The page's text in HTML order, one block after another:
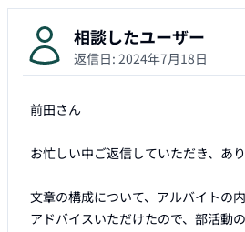
相談したユーザー
返信日: 2024年7月18日
前田さん
お忙しい中ご返信していただき、あ
文章の構成について、アルバイトの
アドバイスいただけたので、部活動